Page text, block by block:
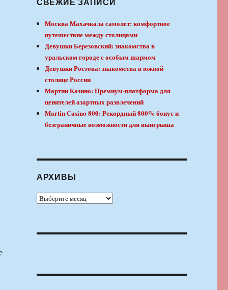
Москва Махачкала самолет: комфортное
путешествие между столицами
Девушки Березовский: знакомства в
уральском городе с особым шармом
Девушки Ростова: знакомства в южной
столице России
Мартин Казино: Премиум-платформа для
ценителей азартных развлечений
Martin Casino 800: Рекордный 800% бонус и
безграничные возможности для выигрыша
АРХИВЫ
Архивы